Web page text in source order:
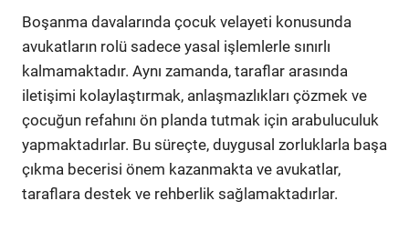
Boşanma davalarında çocuk velayeti konusunda
avukatların rolü sadece yasal işlemlerle sınırlı
kalmamaktadır. Aynı zamanda, taraflar arasında
iletişimi kolaylaştırmak, anlaşmazlıkları çözmek ve
çocuğun refahını ön planda tutmak için arabuluculuk
yapmaktadırlar. Bu süreçte, duygusal zorluklarla başa
çıkma becerisi önem kazanmakta ve avukatlar,
taraflara destek ve rehberlik sağlamaktadırlar.